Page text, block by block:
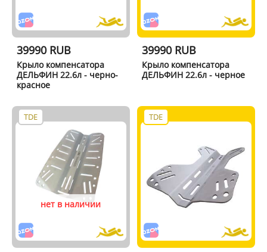
39990 RUB
Крыло компенсатора
ДЕЛЬФИН 22.6л - черно-
красное
39990 RUB
Крыло компенсатора
ДЕЛЬФИН 22.6л - черное
TDE
нет в наличии
TDE